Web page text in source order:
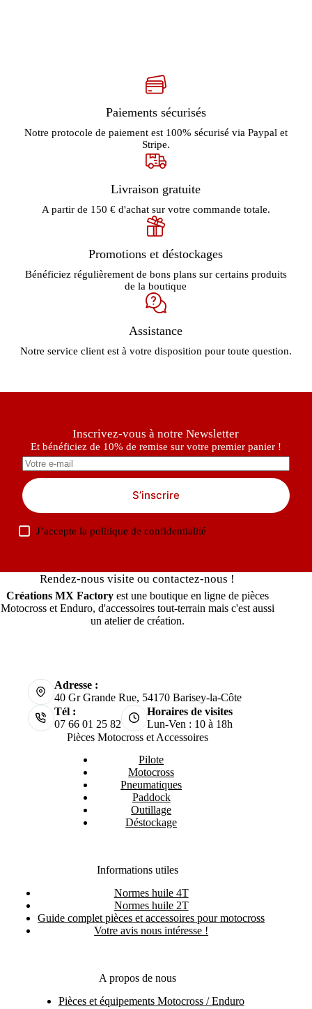
Paiements sécurisés
Notre protocole de paiement est 100% sécurisé via Paypal et
Stripe.
Livraison gratuite
A partir de 150 € d'achat sur votre commande totale.
Promotions et déstockages
Bénéficiez régulièrement de bons plans sur certains produits
de la boutique
Assistance
Notre service client est à votre disposition pour toute question.
Inscrivez-vous à notre Newsletter
Et bénéficiez de 10% de remise sur votre premier panier !
S’inscrire
J’accepte lapolitique de confidentialité
Rendez-nous visite ou contactez-nous !
Créations MX Factoryest une boutique en ligne de pièces
Motocross et Enduro, d'accessoires tout-terrain mais c'est aussi
un atelier de création.
Adresse :
40 Gr Grande Rue, 54170 Barisey-la-Côte
Tél :
07 66 01 25 82
Horaires de visites
Lun-Ven : 10 à 18h
Pièces Motocross et Accessoires
Pilote
Motocross
Pneumatiques
Paddock
Outillage
Déstockage
Informations utiles
Normes huile 4T
Normes huile 2T
Guide complet pièces et accessoires pour motocross
Votre avis nous intéresse !
A propos de nous
Pièces et équipements Motocross / Enduro